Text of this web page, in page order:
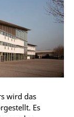
wird das
Es